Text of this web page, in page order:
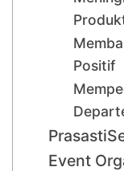
Positif
Event